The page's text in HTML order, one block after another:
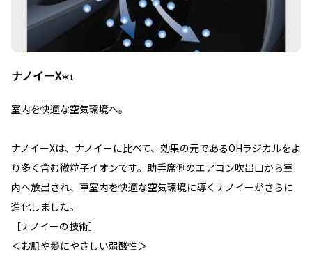
ナノイーX＊1
室内を快適な空気環境へ。
ナノイーXは、ナノイーに比べて、効果の元であるOHラジカルをよ
り多く含む微粒子イオンです。助手席側のエアコン吹出口から室
内へ放出され、車室内を快適な空気環境に導くナノイーがさらに
進化しました。
［ナノイーの技術］
＜お肌や髪にやさしい弱酸性＞